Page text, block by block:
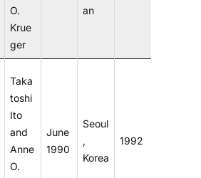
O.
Krue
ger
an
Taka
toshi
Ito
and
Anne
O.
June
1990
Seoul
,
Korea
1992